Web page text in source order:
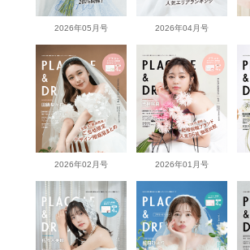
2026年05月号 2026年04月号
2026年02月号 2026年01月号